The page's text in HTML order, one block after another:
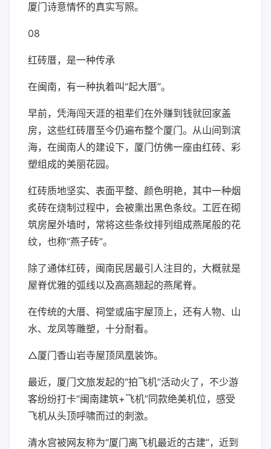
厦门诗意情怀的真实写照。
08
红砖厝，是一种传承
在闽南，有一种执着叫“起大厝”。
早前，凭海闯天涯的祖辈们在外赚到钱就回家盖
房，这些红砖厝至今仍遍布整个厦门。从山间到滨
海，在闽南人的建设下，厦门仿佛一座由红砖、彩
塑组成的美丽花园。
红砖质地坚实、表面平整、颜色明艳，其中一种烟
炙砖在烧制过程中，会被熏出黑色条纹。工匠在砌
筑房屋外墙时，常将这些条纹排列组成燕尾般的花
纹，也称“燕子砖”。
除了通体红砖，闽南民居最引人注目的，大概就是
屋脊优雅的弧线以及高高翘起的燕尾脊。
在传统的大厝、祠堂或庙宇屋顶上，还有人物、山
水、龙凤等雕塑，十分耐看。
△厦门香山岩寺屋顶凤凰装饰。
最近，厦门文旅发起的“拍飞机”活动火了，不少游
客纷纷打卡“闽南建筑+飞机”同款绝美机位，感受
飞机从头顶呼啸而过的刺激。
清水宫被网友称为“厦门离飞机最近的古建”，近到